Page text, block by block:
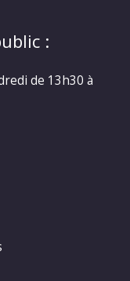
:
de 13h30 à